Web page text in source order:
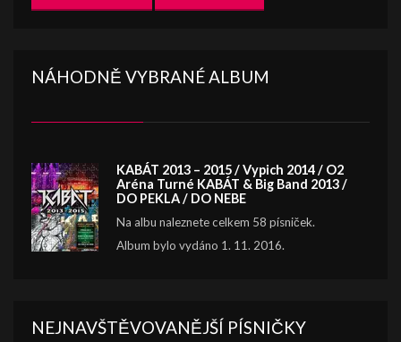
NÁHODNĚ VYBRANÉ ALBUM
KABÁT 2013 – 2015 / Vypich 2014 / O2
Aréna Turné KABÁT & Big Band 2013 /
DO PEKLA / DO NEBE
Na albu naleznete celkem 58 písniček.
Album bylo vydáno 1. 11. 2016.
NEJNAVŠTĚVOVANĚJŠÍ PÍSNIČKY